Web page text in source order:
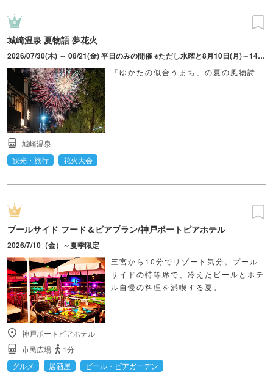
城崎温泉 夏物語 夢花火
2026/07/30(木) ～ 08/21(金) 平日のみの開催 ※ただし水曜と8月10日(月)～14日(金)は除く
「ゆかたの似合うまち」の夏の風物詩
城崎温泉
観光・旅行
花火大会
プールサイド フード＆ビアプラン/神戸ポートピアホテル
2026/7/10（金）～夏季限定
三宮から10分でリゾート気分。プール
サイドの特等席で、冷えたビールとホテ
ル自慢の料理を満喫する夏。
神戸ポートピアホテル
市民広場
1分
グルメ
居酒屋 ビール・ビアガーデン